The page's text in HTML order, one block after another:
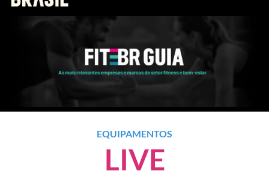
content
EQUIPAMENTOS
LIVE